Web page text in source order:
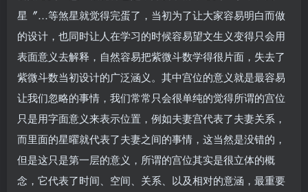
星〞…等煞星就觉得完蛋了，当初为了让大家容易明白而做
的设计，也同时让人在学习的时候容易望文生义变得只会用
表面意义去解释，自然容易把紫微斗数学得很片面，失去了
紫微斗数当初设计的广泛涵义。其中宫位的意义就是最容易
让我们忽略的事情，我们常常只会很单纯的觉得所谓的宫位
只是用字面意义来表示位置，例如夫妻宫代表了夫妻关系，
而里面的星曜就代表了夫妻之间的事情，这当然是没错的，
但是这只是第一层的意义，所谓的宫位其实是很立体的概
念，它代表了时间、空间、关系、以及相对的意涵，最重要